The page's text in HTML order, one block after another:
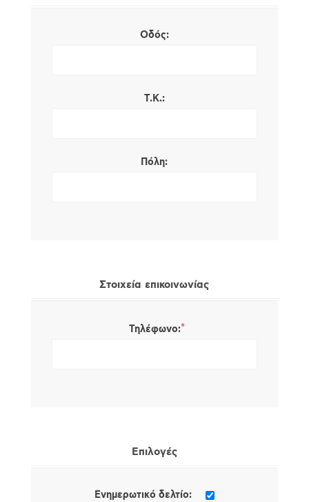
Οδός:
Τ.Κ.:
Πόλη:
Στοιχεία επικοινωνίας
Τηλέφωνο:*
Επιλογές
Ενημερωτικό δελτίο: